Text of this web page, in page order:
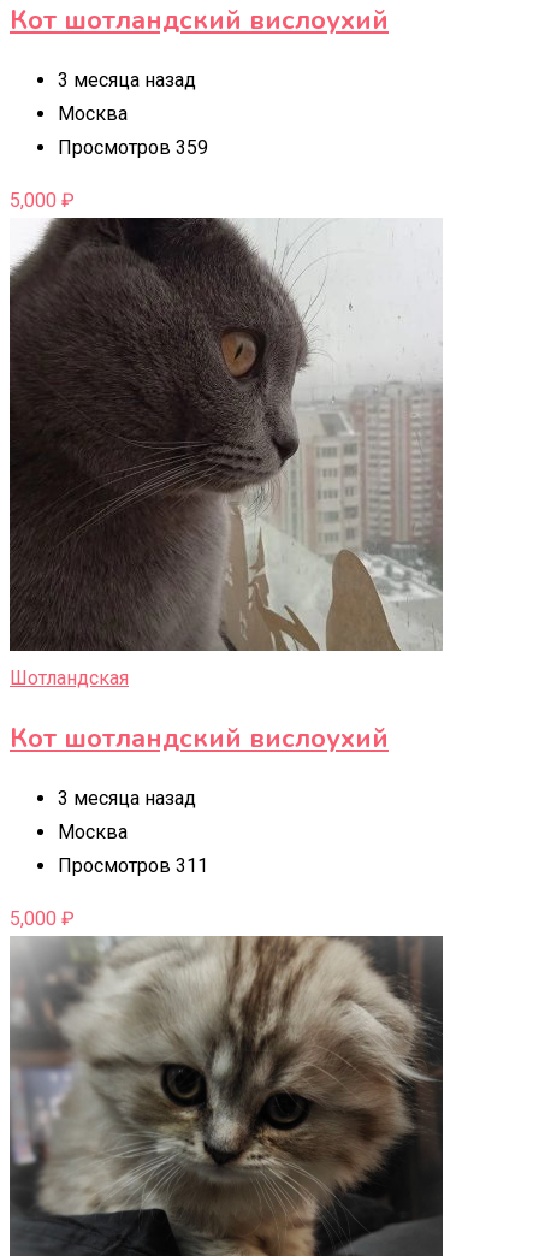
Кот шотландский вислоухий
3 месяца назад
Москва
Просмотров 359
5,000 ₽
Шотландская
Кот шотландский вислоухий
3 месяца назад
Москва
Просмотров 311
5,000 ₽